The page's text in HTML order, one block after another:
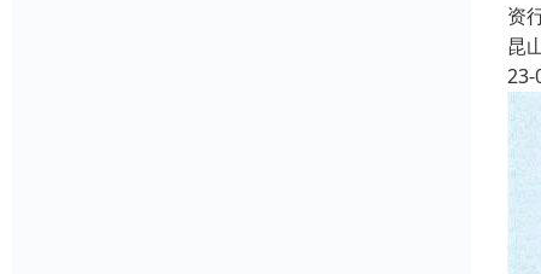
资
昆
23-